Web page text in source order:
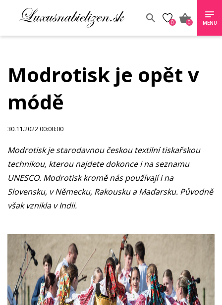
0 0 MENU
Modrotisk je opět v
módě
30.11.2022 00:00:00
Modrotisk je starodavnou českou textilní tiskařskou
technikou, kterou najdete dokonce i na seznamu
UNESCO. Modrotisk kromě nás používají i na
Slovensku, v Německu, Rakousku a Maďarsku. Původně
však vznikla v Indii.